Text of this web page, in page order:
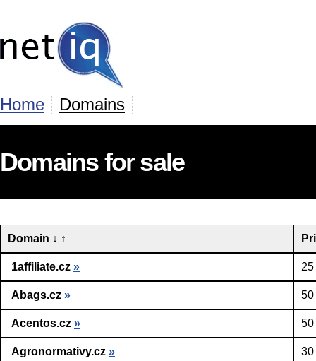
Home Domains
Domains for sale
Domain ↓ ↑
1affiliate.cz »
Abags.cz » 50
Acentos.cz » 50
Agronormativy.cz » 30